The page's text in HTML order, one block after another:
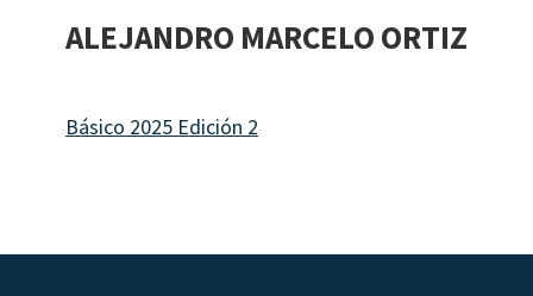
ALEJANDRO MARCELO ORTIZ
Básico 2025 Edición 2